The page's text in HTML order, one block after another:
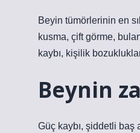
Beyin tümörlerinin en
kusma, çift görme,
kaybı, kişilik
Beynin
Güç kaybı, şiddetli baş